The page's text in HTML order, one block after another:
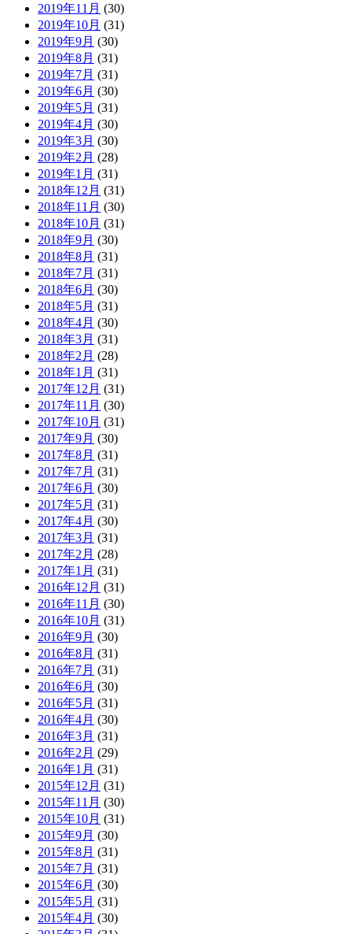
2019年11月 (30)
2019年10月 (31)
2019年9月 (30)
2019年8月 (31)
2019年7月 (31)
2019年6月 (30)
2019年5月 (31)
2019年4月 (30)
2019年3月 (30)
2019年2月 (28)
2019年1月 (31)
2018年12月 (31)
2018年11月 (30)
2018年10月 (31)
2018年9月 (30)
2018年8月 (31)
2018年7月 (31)
2018年6月 (30)
2018年5月 (31)
2018年4月 (30)
2018年3月 (31)
2018年2月 (28)
2018年1月 (31)
2017年12月 (31)
2017年11月 (30)
2017年10月 (31)
2017年9月 (30)
2017年8月 (31)
2017年7月 (31)
2017年6月 (30)
2017年5月 (31)
2017年4月 (30)
2017年3月 (31)
2017年2月 (28)
2017年1月 (31)
2016年12月 (31)
2016年11月 (30)
2016年10月 (31)
2016年9月 (30)
2016年8月 (31)
2016年7月 (31)
2016年6月 (30)
2016年5月 (31)
2016年4月 (30)
2016年3月 (31)
2016年2月 (29)
2016年1月 (31)
2015年12月 (31)
2015年11月 (30)
2015年10月 (31)
2015年9月 (30)
2015年8月 (31)
2015年7月 (31)
2015年6月 (30)
2015年5月 (31)
2015年4月 (30)